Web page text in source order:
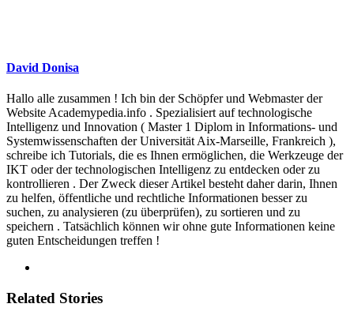
David Donisa
Hallo alle zusammen ! Ich bin der Schöpfer und Webmaster der
Website Academypedia.info . Spezialisiert auf technologische
Intelligenz und Innovation ( Master 1 Diplom in Informations- und
Systemwissenschaften der Universität Aix-Marseille, Frankreich ),
schreibe ich Tutorials, die es Ihnen ermöglichen, die Werkzeuge der
IKT oder der technologischen Intelligenz zu entdecken oder zu
kontrollieren . Der Zweck dieser Artikel besteht daher darin, Ihnen
zu helfen, öffentliche und rechtliche Informationen besser zu
suchen, zu analysieren (zu überprüfen), zu sortieren und zu
speichern . Tatsächlich können wir ohne gute Informationen keine
guten Entscheidungen treffen !
Related Stories